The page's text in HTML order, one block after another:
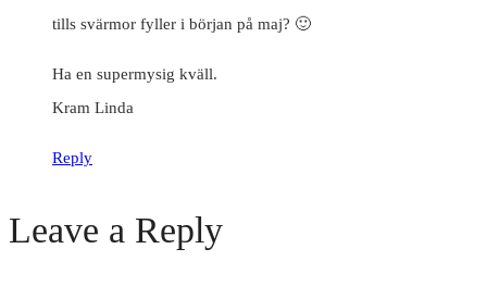
tills svärmor fyller i början på maj? 🙂
Ha en supermysig kväll.
Kram Linda
Reply
Leave a Reply